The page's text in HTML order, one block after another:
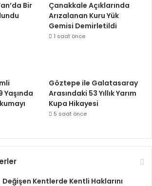
Bir
Çanakkale Açıklarında
Arızalanan Kuru Yük
Gemisi Demirletildi
1 saat önce
Yaşında
Göztepe ile Galatasaray
Arasındaki 53 Yıllık Yarım
Kupa Hikayesi
5 saat önce
Değişen Kentlerde Kentli Haklarını